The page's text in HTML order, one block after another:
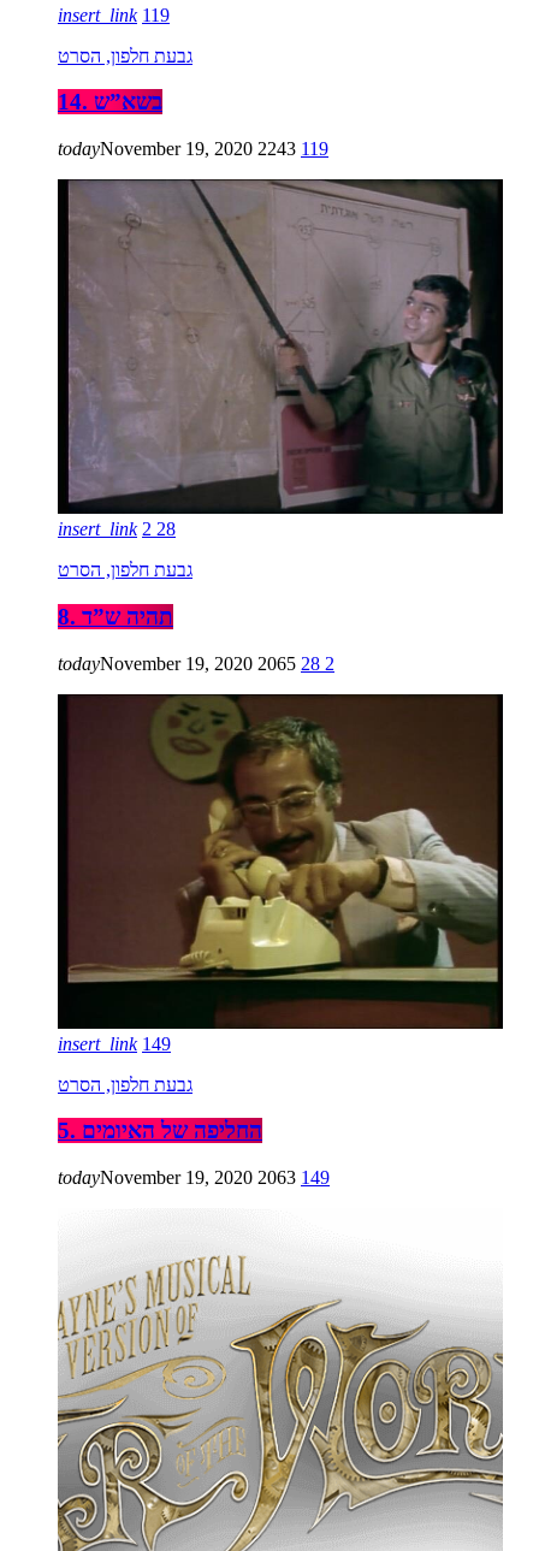
insert_link 119
גבעת חלפון, הסרט
14. בשא”ש
todayNovember 19, 2020 2243 119
insert_link 2 28
גבעת חלפון, הסרט
8. תהיה ש”ד
todayNovember 19, 2020 2065 28 2
insert_link 149
גבעת חלפון, הסרט
5. החליפה של האיומים
todayNovember 19, 2020 2063 149